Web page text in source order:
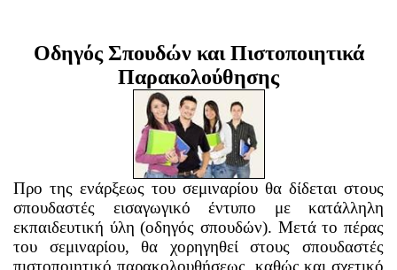
Οδηγός Σπουδών και Πιστοποιητικά
Παρακολούθησης
Προ της ενάρξεως του σεμιναρίου θα δίδεται στους
σπουδαστές εισαγωγικό έντυπο με κατάλληλη
εκπαιδευτική ύλη (οδηγός σπουδών). Μετά το πέρας
του σεμιναρίου, θα χορηγηθεί στους σπουδαστές
πιστοποιητικό παρακολουθήσεως, καθώς και σχετικό